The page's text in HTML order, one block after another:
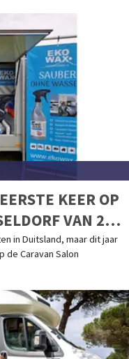
KEER OP
VAN 28
in Duitsland, maar dit jaar
Caravan Salon